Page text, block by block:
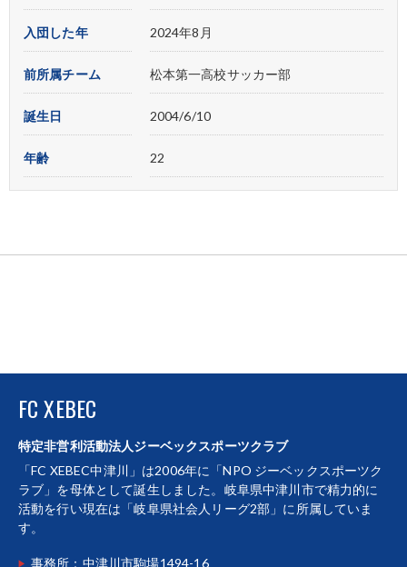
入団した年 2024年8月
前所属チーム 松本第一高校サッカー部
誕生日 2004/6/10
年齢 22
FC XEBEC
特定非営利活動法人ジーベックスポーツクラブ
「FC XEBEC中津川」は2006年に「NPO ジーベックスポーツク
ラブ」を母体として誕生しました。岐阜県中津川市で精力的に
活動を行い現在は「岐阜県社会人リーグ2部」に所属していま
す。
事務所：中津川市駒場1494-16